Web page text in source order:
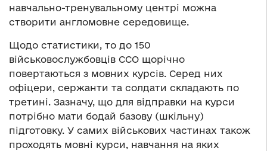
навчально-тренувальному центрі можна
створити англомовне середовище.
Щодо статистики, то до 150
військовослужбовців ССО щорічно
повертаються з мовних курсів. Серед них
офіцери, сержанти та солдати складають по
третині. Зазначу, що для відправки на курси
потрібно мати бодай базову (шкільну)
підготовку. У самих військових частинах також
проходять мовні курси, навчання на яких